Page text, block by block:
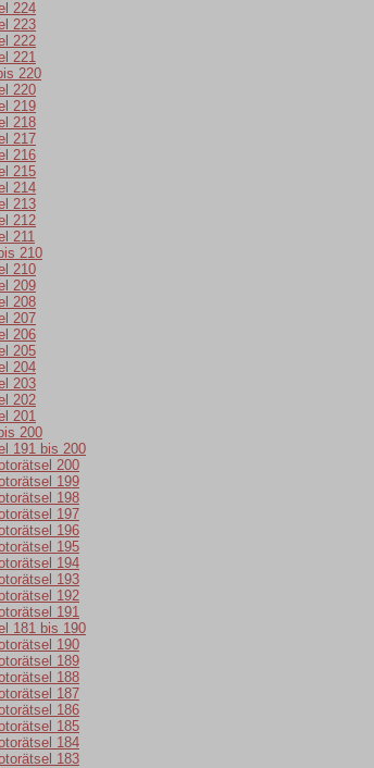
224
223
222
221
220
220
219
218
217
216
215
214
213
212
211
210
210
209
208
207
206
205
204
203
202
201
200
191 bis 200
200
199
198
197
196
195
194
193
192
191
181 bis 190
190
189
188
187
186
185
184
183